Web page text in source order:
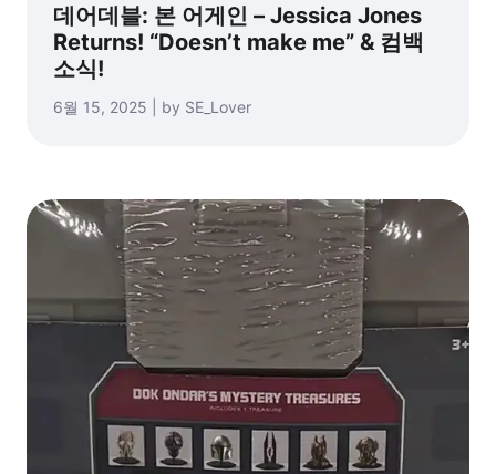
데어데블: 본 어게인 – Jessica Jones
Returns! “Doesn’t make me” & 컴백
소식!
6월 15, 2025 | by SE_Lover